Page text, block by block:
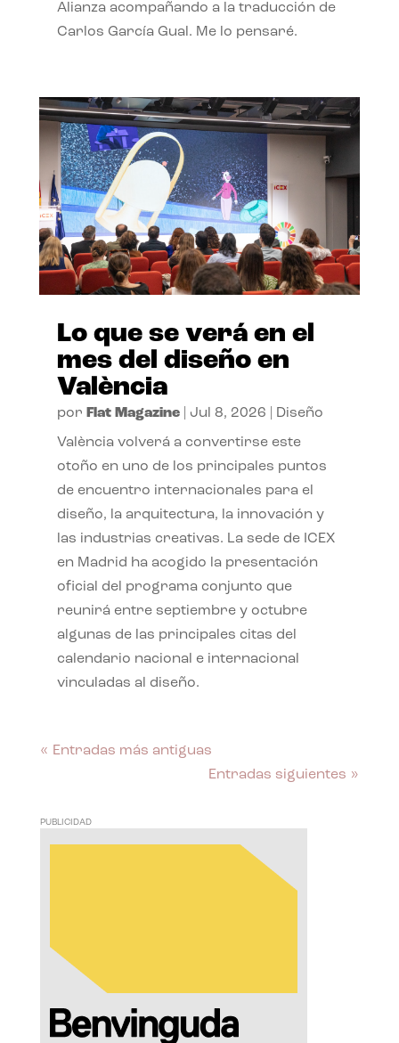
Alianza acompañando a la traducción de
Carlos García Gual. Me lo pensaré.
Lo que se verá en el
mes del diseño en
València
por Flat Magazine| Jul 8, 2026 Diseño
València volverá a convertirse este
otoño en uno de los principales puntos
de encuentro internacionales para el
diseño, la arquitectura, la innovación y
las industrias creativas. La sede de ICEX
en Madrid ha acogido la presentación
oficial del programa conjunto que
reunirá entre septiembre y octubre
algunas de las principales citas del
calendario nacional e internacional
vinculadas al diseño.
« Entradas más antiguas
Entradas siguientes »
PUBLICIDAD